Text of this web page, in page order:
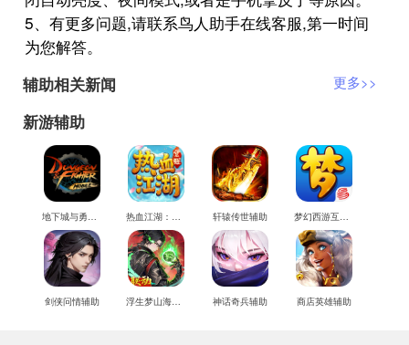
5、有更多问题,请联系鸟人助手在线客服,第一时间
为您解答。
辅助相关新闻
更多>>
新游辅助
地下城与勇士M辅助 热血江湖：觉醒辅助 轩辕传世辅助 梦幻西游互通版辅助
剑侠问情辅助 浮生梦山海辅助 神话奇兵辅助 商店英雄辅助